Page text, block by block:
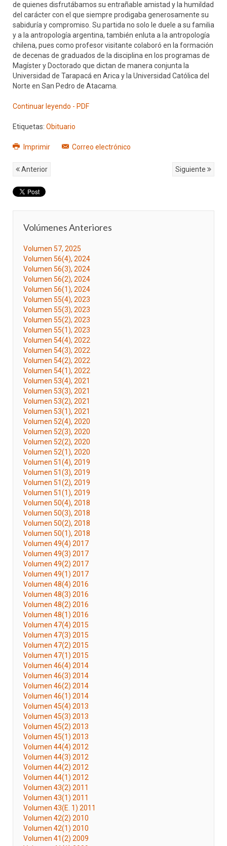
de quienes disfrutábamos su entrañable amistad y la humildad
del carácter con el que siempre prodigaba generosamente su
sabiduría y compromiso. Su partida no solo le duele a su familia
y a la antropología argentina, también enluta a la antropología
chilena, pues como profesor visitante colaboró en la formación
de decenas de graduados de la disciplina en los programas de
Magíster y Doctorado que dictan de manera conjunta la
Universidad de Tarapacá en Arica y la Universidad Católica del
Norte en San Pedro de Atacama.
Continuar leyendo - PDF
Etiquetas: Obituario
Imprimir Correo electrónico
Anterior Siguiente
Volúmenes Anteriores
Volumen 57, 2025
Volumen 56(4), 2024
Volumen 56(3), 2024
Volumen 56(2), 2024
Volumen 56(1), 2024
Volumen 55(4), 2023
Volumen 55(3), 2023
Volumen 55(2), 2023
Volumen 55(1), 2023
Volumen 54(4), 2022
Volumen 54(3), 2022
Volumen 54(2), 2022
Volumen 54(1), 2022
Volumen 53(4), 2021
Volumen 53(3), 2021
Volumen 53(2), 2021
Volumen 53(1), 2021
Volumen 52(4), 2020
Volumen 52(3), 2020
Volumen 52(2), 2020
Volumen 52(1), 2020
Volumen 51(4), 2019
Volumen 51(3), 2019
Volumen 51(2), 2019
Volumen 51(1), 2019
Volumen 50(4), 2018
Volumen 50(3), 2018
Volumen 50(2), 2018
Volumen 50(1), 2018
Volumen 49(4) 2017
Volumen 49(3) 2017
Volumen 49(2) 2017
Volumen 49(1) 2017
Volumen 48(4) 2016
Volumen 48(3) 2016
Volumen 48(2) 2016
Volumen 48(1) 2016
Volumen 47(4) 2015
Volumen 47(3) 2015
Volumen 47(2) 2015
Volumen 47(1) 2015
Volumen 46(4) 2014
Volumen 46(3) 2014
Volumen 46(2) 2014
Volumen 46(1) 2014
Volumen 45(4) 2013
Volumen 45(3) 2013
Volumen 45(2) 2013
Volumen 45(1) 2013
Volumen 44(4) 2012
Volumen 44(3) 2012
Volumen 44(2) 2012
Volumen 44(1) 2012
Volumen 43(2) 2011
Volumen 43(1) 2011
Volumen 43(E. 1) 2011
Volumen 42(2) 2010
Volumen 42(1) 2010
Volumen 41(2) 2009